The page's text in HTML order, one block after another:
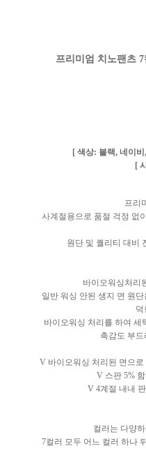
프리미엄 치노팬츠
[ 색상: 블랙, 네이
[
프리
사계절용으로 품절 걱정 없
원단 및 퀄리티 대비
바이오워싱처리
일반 워싱 안된 생지 면 원
덕
바이오워싱 처리를 하여 세
촉감도 부
V 바이오워싱 처리된 면으
V 스판 5%
V 4계절 내내
컬러는 다양
7컬러 모두 어느 컬러 하나